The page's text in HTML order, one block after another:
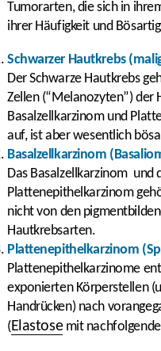
Tumorarten, die sich in
ihrer Häufigkeit und
Schwarzer Hautkrebs
Der Schwarze Hautkrebs
Zellen (“Melanozyten”) der
Basalzellkarzinom und
auf, ist aber wesentlich
Basalzellkarzinom
Das Basalzellkarzinom und
Plattenepithelkarzinom
nicht von den
Hautkrebsarten.
Plattenepithelkarzinom
Plattenepithelkarzinome
exponierten Körperstellen
Handrücken) nach
(Elastosemit